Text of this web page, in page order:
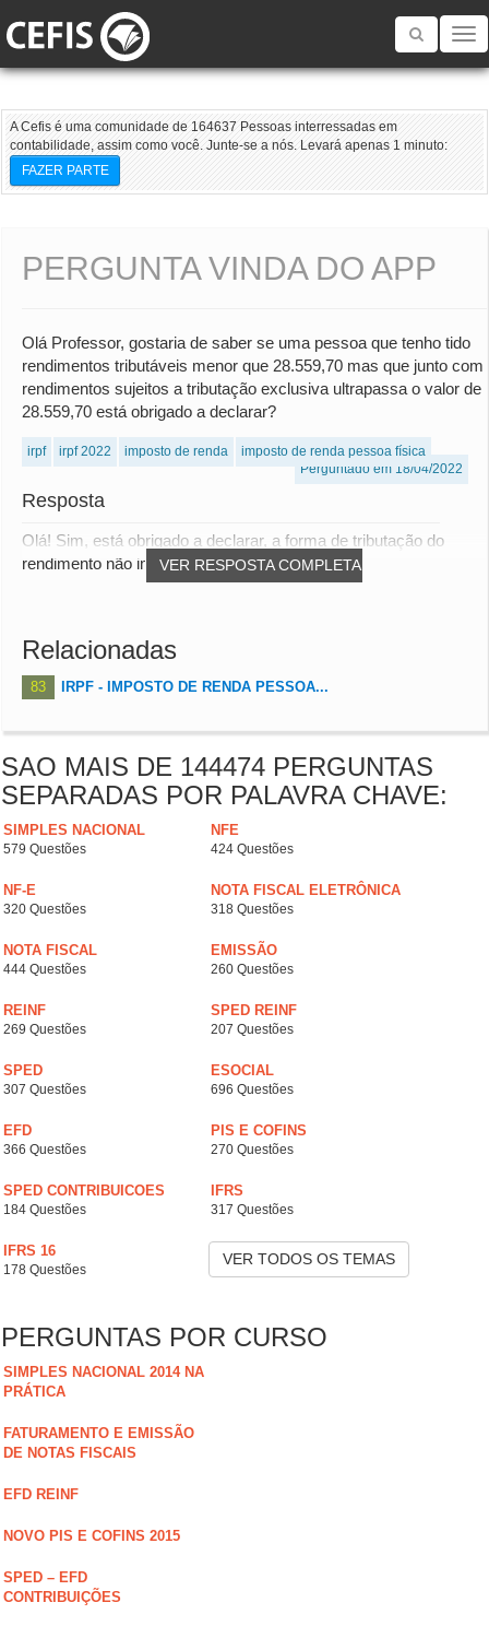
Toggle
A Cefis é uma comunidade de 164637 Pessoas interressadas em
contabilidade, assim como você. Junte-se a nós. Levará apenas 1 minuto:
FAZER PARTE
PERGUNTA VINDA DO APP
Olá Professor, gostaria de saber se uma pessoa que tenho tido
rendimentos tributáveis menor que 28.559,70 mas que junto com
rendimentos sujeitos a tributação exclusiva ultrapassa o valor de
28.559,70 está obrigado a declarar?
irpf irpf 2022 imposto de renda
imposto de renda pessoa física
Perguntado em 18/04/2022
Resposta
VER RESPOSTA COMPLETA
Olá! Sim, está obrigado a declarar, a forma de tributação do
rendimento não importa, o fato é que o...
Relacionadas
83 IRPF - IMPOSTO DE RENDA PESSOA...
SAO MAIS DE 144474 PERGUNTAS
SEPARADAS POR PALAVRA CHAVE:
SIMPLES NACIONAL
579 Questões
NFE
424 Questões
NF-E
320 Questões
NOTA FISCAL ELETRÔNICA
318 Questões
NOTA FISCAL
444 Questões
EMISSÃO
260 Questões
REINF
269 Questões
SPED REINF
207 Questões
SPED
307 Questões
ESOCIAL
696 Questões
EFD
366 Questões
PIS E COFINS
270 Questões
SPED CONTRIBUICOES
184 Questões
IFRS
317 Questões
IFRS 16
178 Questões
VER TODOS OS TEMAS
PERGUNTAS POR CURSO
SIMPLES NACIONAL 2014 NA
PRÁTICA
FATURAMENTO E EMISSÃO
DE NOTAS FISCAIS
EFD REINF
NOVO PIS E COFINS 2015
SPED – EFD
CONTRIBUIÇÕES